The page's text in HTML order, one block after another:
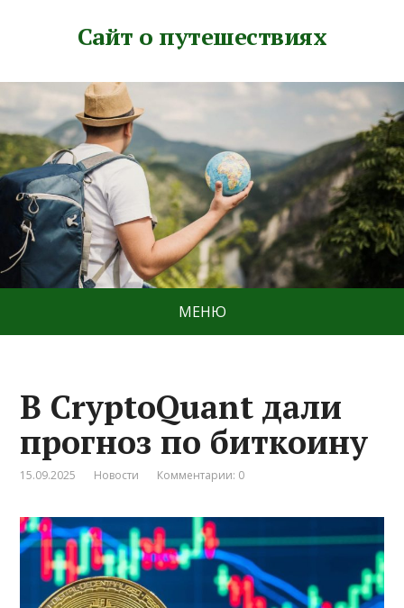
Сайт о путешествиях
МЕНЮ
В CryptoQuant дали
прогноз по биткоину
15.09.2025 Новости Комментарии: 0